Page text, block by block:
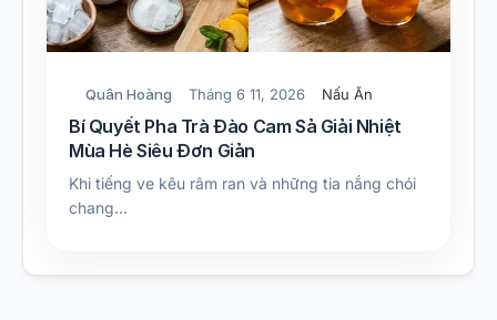
Quân Hoàng Tháng 6 11, 2026 Nấu Ăn
Bí Quyết Pha Trà Đào Cam Sả Giải Nhiệt
Mùa Hè Siêu Đơn Giản
Khi tiếng ve kêu râm ran và những tia nắng chói
chang…